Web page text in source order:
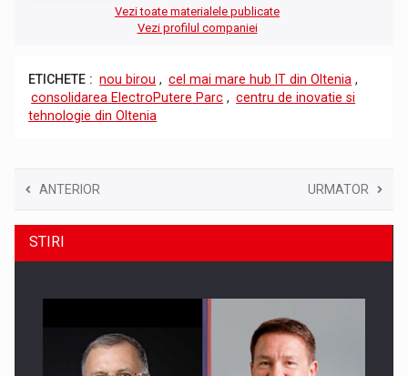
Vezi toate materialele publicate
Vezi profilul companiei
ETICHETE : nou birou , cel mai mare hub IT din Oltenia ,
consolidarea ElectroPutere Parc , centru de inovatie si
tehnologie din Oltenia
ANTERIOR URMATOR
STIRI